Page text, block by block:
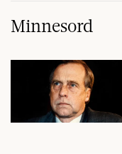
Minnesord